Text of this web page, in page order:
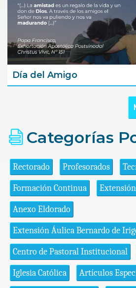
Día del Amigo
Categorías
Rectorado Profesorados
Formación Continua
Anexo Eldorado
Extensión Áulica Bernardo de
Centro de Pastoral Institucional
Iglesia Católica Artículos